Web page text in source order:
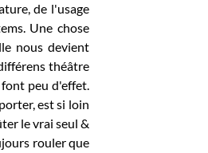
de l'usage
Une chose
nous devient
théâtre
peu d'effet.
est si loin
le vrai seul &
rouler que